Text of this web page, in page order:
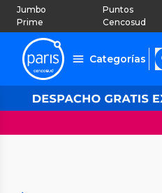
Jumbo
Prime
Puntos
Cencosud
Categorías